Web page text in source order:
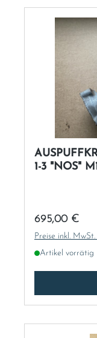
1-3 "NOS"
Regulärer
695,00 €
Preise inkl.
Artikel vorrätig